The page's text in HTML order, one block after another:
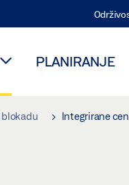
PLANIRANJE
blokadu Integrirane